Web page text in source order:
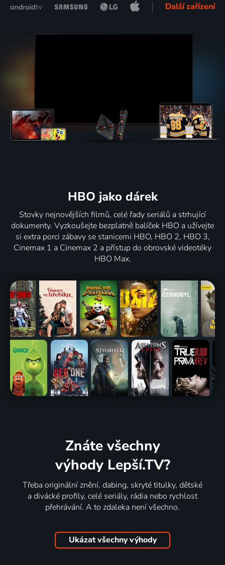
Další zařízení
HBO jako dárek
Stovky nejnovějších filmů, celé řady seriálů a strhující
dokumenty. Vyzkoušejte bezplatně balíček HBO a užívejte
si extra porci zábavy se stanicemi HBO, HBO 2, HBO 3,
Cinemax 1 a Cinemax 2 a přístup do obrovské videotéky
HBO Max.
Znáte všechny
výhody Lepší.TV?
Třeba originální znění, dabing, skryté titulky, dětské
a divácké profily, celé seriály, rádia nebo rychlost
přehrávání. A to zdaleka není všechno.
Ukázat všechny výhody